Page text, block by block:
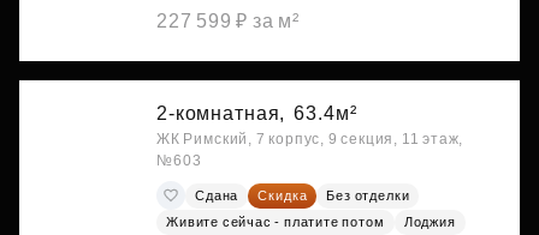
227 599 ₽ за м²
2-комнатная, 63.4м²
ЖК Римский, 7 корпус, 9 секция, 11 этаж,
№603
Сдана Скидка
Без отделки
Живите сейчас - платите потом
Лоджия